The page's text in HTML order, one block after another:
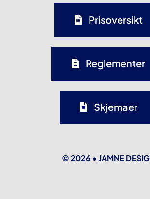
Prisoversikt
Reglementer
Skjemaer
© 2026 • JAMNE